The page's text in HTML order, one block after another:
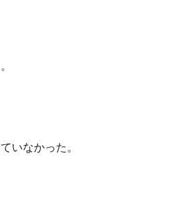
いなかった。